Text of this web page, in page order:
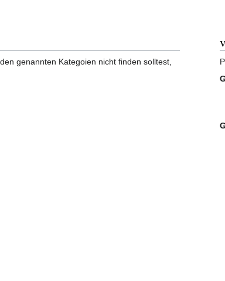
genannten Kategoien nicht finden solltest,